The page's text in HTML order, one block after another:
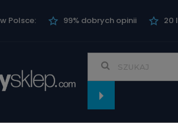
Polsce: 99% dobrych opinii 20